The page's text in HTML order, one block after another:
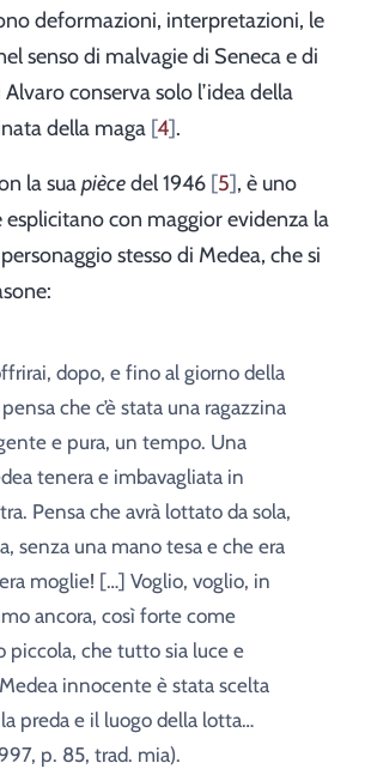
deformazioni, interpretazioni, le
senso di malvagie di Seneca e di
conserva solo l’idea della
della maga 4 .
la suapiècedel 1946 5 , è uno
esplicitano con maggior evidenza la
stesso di Medea, che si
dopo, e fino al giorno della
che c’è stata una ragazzina
e pura, un tempo. Una
tenera e imbavagliata in
Pensa che avrà lottato da sola,
senza una mano tesa e che era
moglie! […] Voglio, voglio, in
ancora, così forte come
piccola, che tutto sia luce e
innocente è stata scelta
preda e il luogo della lotta…
p. 85, trad. mia).